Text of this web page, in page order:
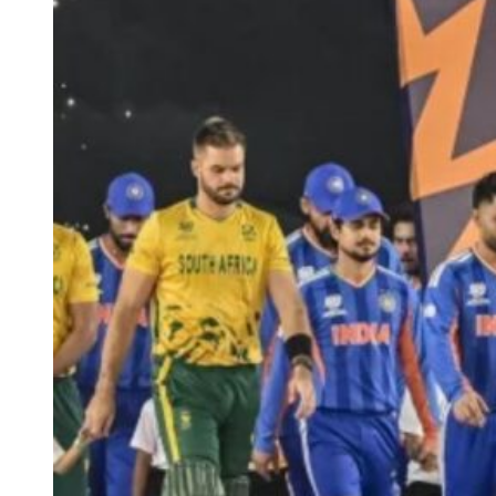
Team India’s Probable Playing XI for the Ind vs Afg Test
केएल राहुल, यशस्वी जायसवाल, साई सुदर्शन, शुभमन गिल, ऋषभ पंत
(विकेटकीपर), ध्रुव जुरेल, नितीश कुमार रेड्डी, वाशिंगटन सुंदर, कुलदीप
यादव, मोहम्मद सिराज और गुरनूर बराड़।
India vs Afghanistan टेस्ट के लिए टीम इंडिया
का स्क्वाड
शुभमन गिल (कप्तान), केएल राहुल (उप-कप्तान), यशस्वी जायसवाल, ध्रुव
जुरेल (विकेटकीपर), साई सुदर्शन, ऋषभ पंत (विकेटकीपर), देवदत्त पडिक्कल,
नितीश कुमार रेड्डी, वाशिंगटन सुंदर, कुलदीप यादव, मोहम्मद सिराज, प्रसिद्ध